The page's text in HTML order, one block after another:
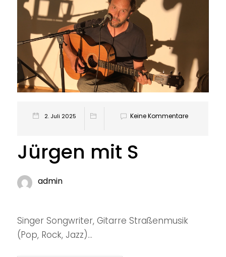
2. Juli 2025 Keine Kommentare
Jürgen mit S
admin
Singer Songwriter, Gitarre Straßenmusik
(Pop, Rock, Jazz)...